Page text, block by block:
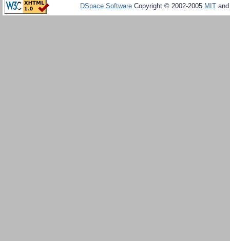
DSpace Software Copyright © 2002-2005 MIT